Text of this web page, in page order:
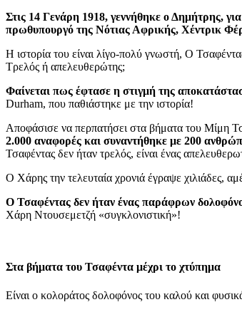
Στις 14 Γενάρη 1918, γεννήθηκε ο Δημήτρης,
πρωθυπουργό της Νότιας Αφρικής, Χέντρικ
Η ιστορία του είναι λίγο-πολύ γνωστή, Ο
Τρελός ή απελευθερώτης;
Φαίνεται πως έφτασε η στιγμή της
Durham, που παθιάστηκε με την ιστορία!
Αποφάσισε να περπατήσει στα βήματα του Μίμη
2.000 αναφορές και συναντήθηκε με 200
Τσαφέντας δεν ήταν τρελός, είναι ένας
Ο Χάρης την τελευταία χρονιά έγραψε χιλιάδες,
Ο Τσαφέντας δεν ήταν ένας παράφρων
Χάρη Ντουσεμετζή «συγκλονιστική»!
Στα βήματα του Τσαφέντα μέχρι το χτύπημα
Είναι ο κολοράτος δολοφόνος του καλού και